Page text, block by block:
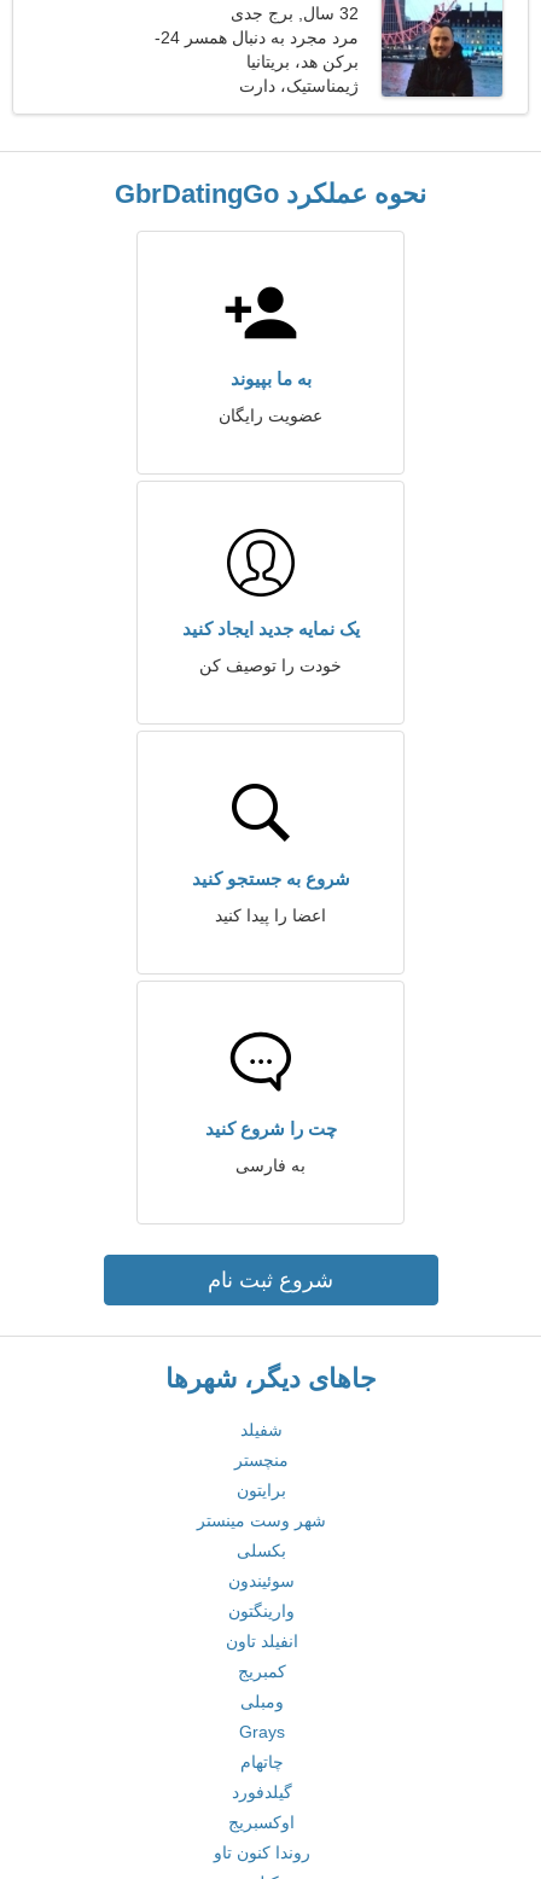
32 سال, برج جدی
مرد مجرد به دنبال همسر 24-
28
برکن هد، بریتانیا
ژیمناستیک، دارت
نحوه عملکرد GbrDatingGo
به ما بپیوند
عضویت رایگان
یک نمایه جدید ایجاد کنید
خودت را توصیف کن
شروع به جستجو کنید
اعضا را پیدا کنید
چت را شروع کنید
به فارسی
شروع ثبت نام
جاهای دیگر، شهرها
شفیلد
منچستر
برایتون
شهر وست مینستر
بکسلی
سوئیندون
وارینگتون
انفیلد تاون
کمبریج
ومبلی
Grays
چاتهام
گیلدفورد
اوکسبریج
روندا کنون تاو